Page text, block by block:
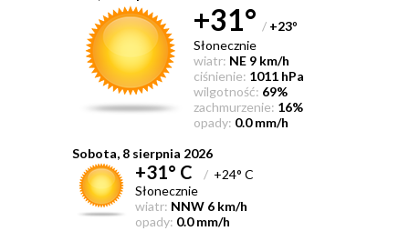
+31° / +23°
Słonecznie
wiatr: NE 9 km/h
ciśnienie: 1011 hPa
wilgotność: 69%
zachmurzenie: 16%
opady: 0.0 mm/h
Sobota, 8 sierpnia 2026
+31° C /+24° C
Słonecznie
wiatr: NNW 6 km/h
opady: 0.0 mm/h